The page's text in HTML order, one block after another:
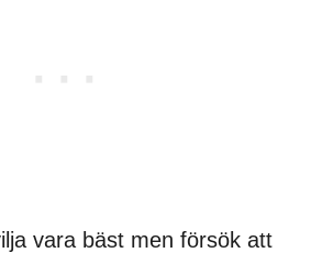
vara bäst men försök att